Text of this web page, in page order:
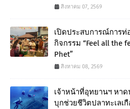
สิงหาคม 07, 2569
เปิดประสบการณ์การท่
กิจกรรม “Feel all the
Phet”
สิงหาคม 08, 2569
เจ้าหน้าที่อุทยานฯ หา
บุกช่วยชีวิตปลาทะเลเ